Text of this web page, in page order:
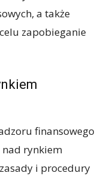
a także
zapobieganie
finansowego
nad rynkiem
i procedury